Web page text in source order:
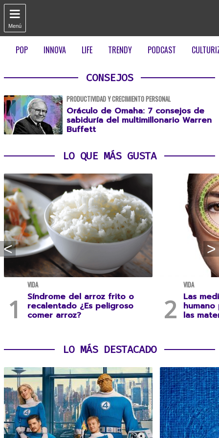

Menú
POP INNOVA LIFE TRENDY PODCAST
CONSEJOS
PRODUCTIVIDAD Y CRECIMIENTO PERSONAL
Oráculo de Omaha: 7 consejos de
sabiduría del multimillonario Warren
Buffett
LO QUE MÁS GUSTA
VIDA
Síndrome del arroz frito o
recalentado ¿Es peligroso
comer arroz?
VIDA
Las
las
LO MÁS DESTACADO